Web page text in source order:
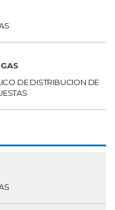
DE DISTRIBUCION DE